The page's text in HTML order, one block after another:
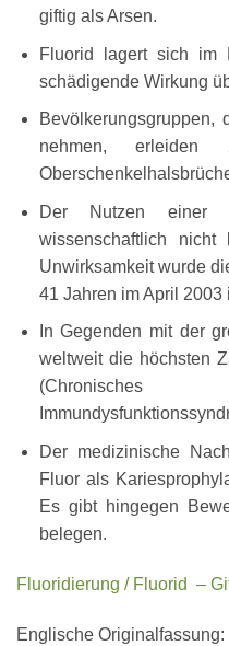
giftig als Arsen.
Fluorid lagert sich im
schädigende Wirkung
nehmen,
Der Nutzen einer
wissenschaftlich nicht
Unwirksamkeit wurde
41 Jahren im April
In Gegenden mit der
weltweit die höchsten
(Chronisches
Der medizinische
Fluor als
Es gibt hingegen
belegen.
Fluoridierung / Fluorid –
Englische Originalfassung: